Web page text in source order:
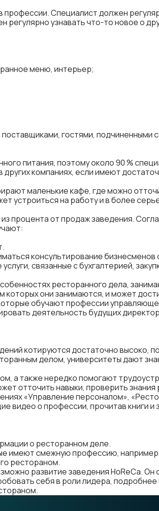
Специалист должен
узнавать что-то новое о
меню, интерьер;
гостями, подчиненными
питания, поэтому около 90 %
компаниях, если имеют
маленькие кафе, где можно
устроиться на работу и в более
процента от продаж заведения.
консультирование бизнесменов
связанные с бухгалтерией,
ресторанного дела,
они занимаются, и может
обучают профессии
деятельность будущих
котируются достаточно высоко,
делом, университеты дают
а также нередко помогают
отточить навыки, проверить
«Управление персоналом»,
о профессии, прочитав книги и
о ресторанном деле.
имеют смежную профессию,
рестораном.
развитие заведения HoReCa. Он
себя в роли лидера,